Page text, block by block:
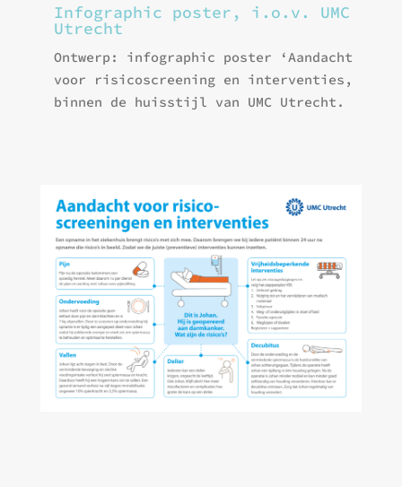
Infographic poster, i.o.v. UMC
Utrecht
Ontwerp: infographic poster ‘Aandacht
voor risicoscreening en interventies,
binnen de huisstijl van UMC Utrecht.